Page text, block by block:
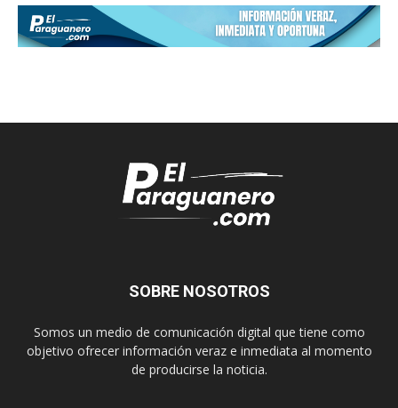
SOBRE NOSOTROS
Somos un medio de comunicación digital que tiene como
objetivo ofrecer información veraz e inmediata al momento
de producirse la noticia.